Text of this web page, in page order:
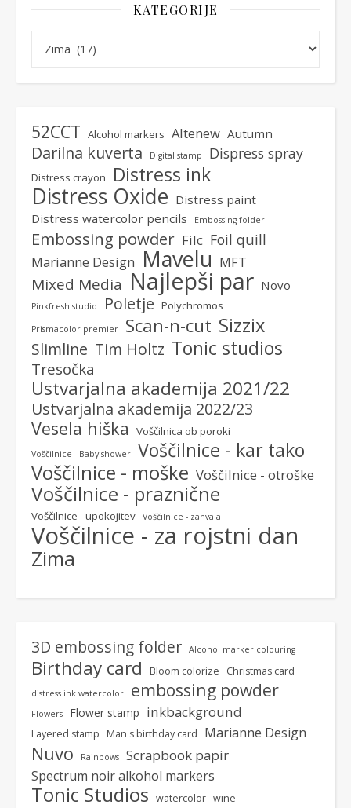
KATEGORIJE
52CCT Alcohol markers Altenew Autumn
Darilna kuverta Digital stamp Dispress spray
Distress crayon Distress ink
Distress Oxide Distress paint
Distress watercolor pencils
Embossing folder
Embossing powder Filc Foil quill
Marianne Design Mavelu MFT
Mixed Media Najlepši par Novo
Pinkfresh studio Poletje Polychromos
Prismacolor premier Scan-n-cut Sizzix
Slimline Tim Holtz Tonic studios
Tresočka
Ustvarjalna akademija 2021/22
Ustvarjalna akademija 2022/23
Vesela hiška Voščilnica ob poroki
Voščilnice - Baby shower Voščilnice - kar tako
Voščilnice - moške Voščilnice - otroške
Voščilnice - praznične
Voščilnice - upokojitev Voščilnice - zahvala
Voščilnice - za rojstni dan
Zima
3D embossing folder Alcohol marker colouring
Birthday card Bloom colorize Christmas card
distress ink watercolor embossing powder
Flowers Flower stamp inkbackground
Layered stamp Man's birthday card Marianne Design
Nuvo Rainbows Scrapbook papir
Spectrum noir alkohol markers
Tonic Studios watercolor wine